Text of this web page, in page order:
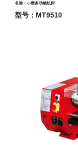
名称：小型多功能机床
型号：MT9510